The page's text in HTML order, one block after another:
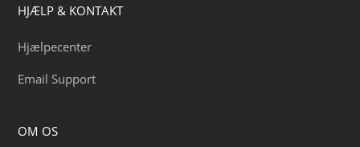
HJÆLP & KONTAKT
Hjælpecenter
Email Support
OM OS